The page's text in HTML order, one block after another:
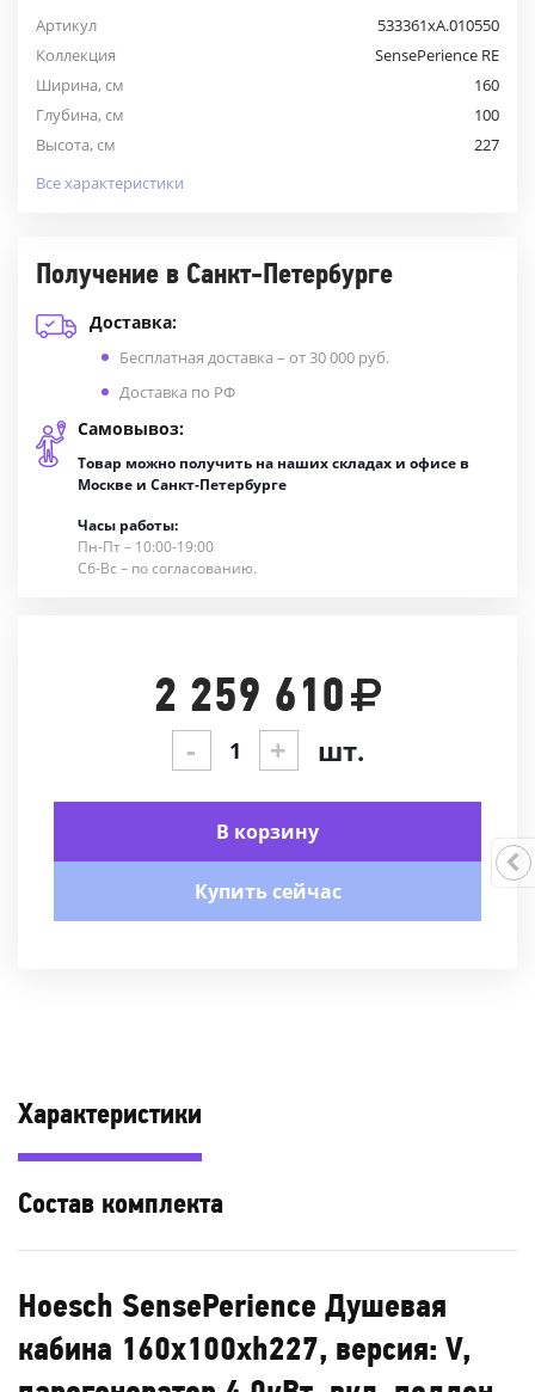
Артикул
533361xA.010550
Коллекция
SensePerience RE
Ширина, см
160
Глубина, см
100
Высота, см
227
Все характеристики
Получение в Санкт-Петербурге
Доставка:
Бесплатная доставка – от 30 000 руб.
Доставка по РФ
Самовывоз:
Товар можно получить на наших складах и офисе в
Москве и Санкт-Петербурге
Часы работы:
Пн-Пт – 10:00-19:00
Сб-Вс – по согласованию.
2 259 610
- + шт.
В корзину
Купить сейчас
Характеристики
Состав комплекта
Hoesch SensePerience Душевая
кабина 160x100хh227, версия: V,